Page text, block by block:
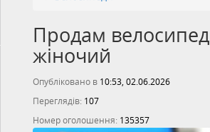
Продам велосипед
жіночий
Опубліковано в 10:53, 02.06.2026
Переглядів: 107
Номер оголошення: 135357